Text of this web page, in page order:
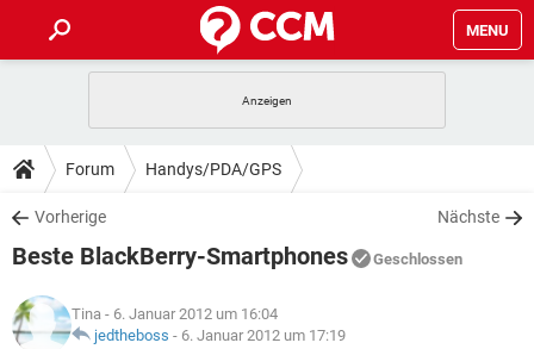
MENU
ANDROID IOS
WINDOWS 10
WHATSAPP TIKTOK
FACEBOOK
TIPPS & TRICKS
SPIELE STREAMING
WHATSAPP
DOWNLOADS
SPIELE STREAMING
ANDROID
WINDOWS 10 INSTAGRAM
SPIELE
LEXIKON
Forum Handys/PDA/GPS
Vorherige Nächste
Beste BlackBerry-Smartphones Geschlossen
Tina - 6. Januar 2012 um 16:04
jedtheboss - 6. Januar 2012 um 17:19